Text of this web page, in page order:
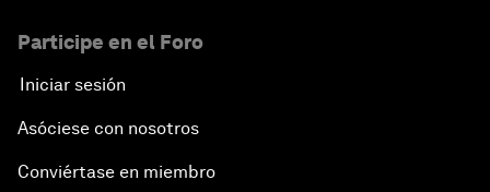
Participe en el Foro
Iniciar sesión
Asóciese con nosotros
Conviértase en miembro